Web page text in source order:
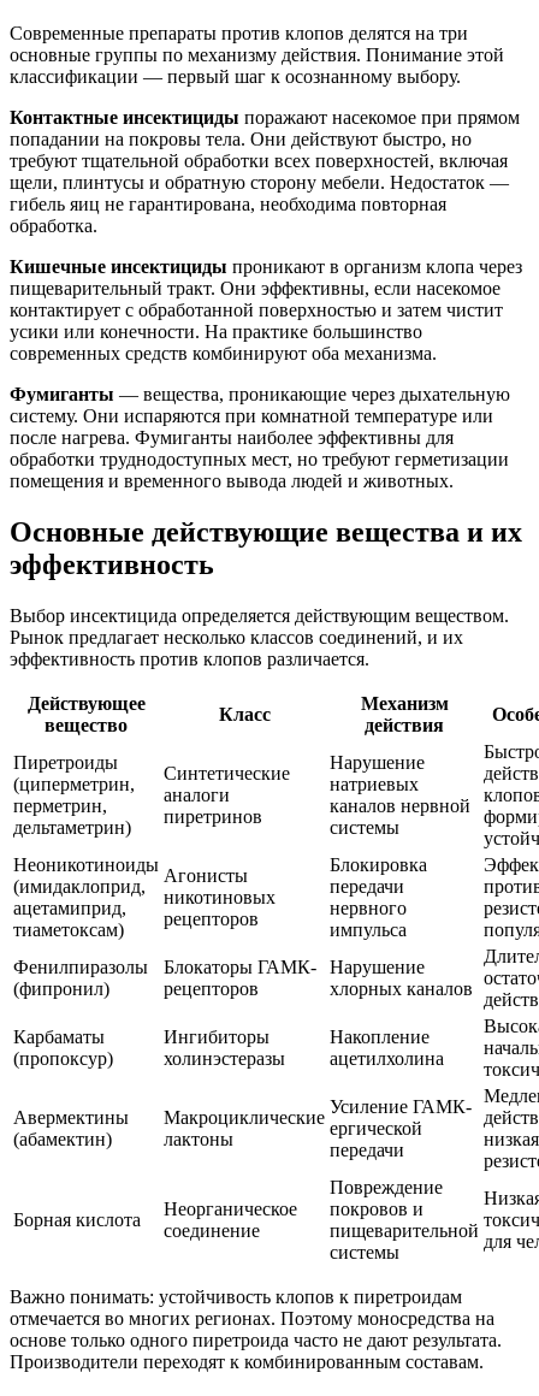
Современные препараты против клопов делятся на три
основные группы по механизму действия. Понимание этой
классификации — первый шаг к осознанному выбору.
Контактные инсектициды поражают насекомое при прямом
попадании на покровы тела. Они действуют быстро, но
требуют тщательной обработки всех поверхностей, включая
щели, плинтусы и обратную сторону мебели. Недостаток —
гибель яиц не гарантирована, необходима повторная
обработка.
Кишечные инсектициды проникают в организм клопа через
пищеварительный тракт. Они эффективны, если насекомое
контактирует с обработанной поверхностью и затем чистит
усики или конечности. На практике большинство
современных средств комбинируют оба механизма.
Фумиганты — вещества, проникающие через дыхательную
систему. Они испаряются при комнатной температуре или
после нагрева. Фумиганты наиболее эффективны для
обработки труднодоступных мест, но требуют герметизации
помещения и временного вывода людей и животных.
Основные действующие вещества и их
эффективность
Выбор инсектицида определяется действующим веществом.
Рынок предлагает несколько классов соединений, и их
эффективность против клопов различается.
Действующее
вещество
Класс
Механизм
действия
Пиретроиды
(циперметрин,
перметрин,
дельтаметрин)
Синтетические
аналоги
пиретринов
Нарушение
натриевых
каналов нервной
системы
Неоникотиноиды
(имидаклоприд,
ацетамиприд,
тиаметоксам)
Агонисты
никотиновых
рецепторов
Блокировка
передачи
нервного
импульса
Фенилпиразолы
(фипронил)
Блокаторы ГАМК-
рецепторов
Нарушение
хлорных каналов
Карбаматы
(пропоксур)
Ингибиторы
холинэстеразы
Накопление
ацетилхолина
Авермектины
(абамектин)
Макроциклические
лактоны
Усиление ГАМК-
ергической
передачи
низкая
Борная кислота
Неорганическое
соединение
Повреждение
покровов и
пищеварительной
системы
для
Важно понимать: устойчивость клопов к пиретроидам
отмечается во многих регионах. Поэтому моносредства на
основе только одного пиретроида часто не дают результата.
Производители переходят к комбинированным составам.